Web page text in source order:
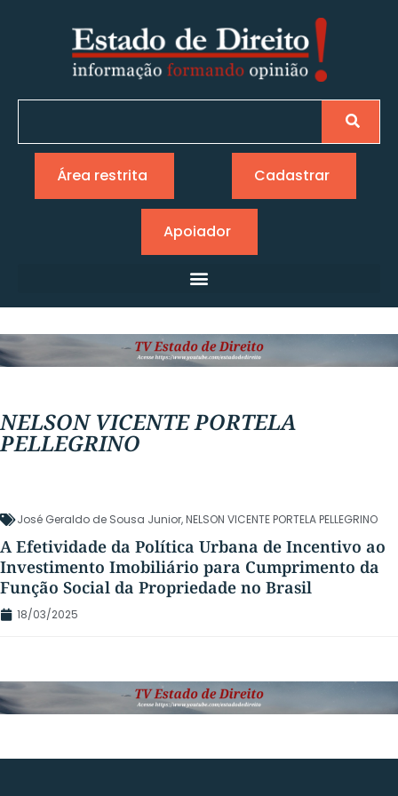
Área restrita Cadastrar
Apoiador
NELSON VICENTE PORTELA
PELLEGRINO
José Geraldo de Sousa Junior,NELSON VICENTE PORTELA PELLEGRINO
A Efetividade da Política Urbana de Incentivo ao
Investimento Imobiliário para Cumprimento da
Função Social da Propriedade no Brasil
18/03/2025